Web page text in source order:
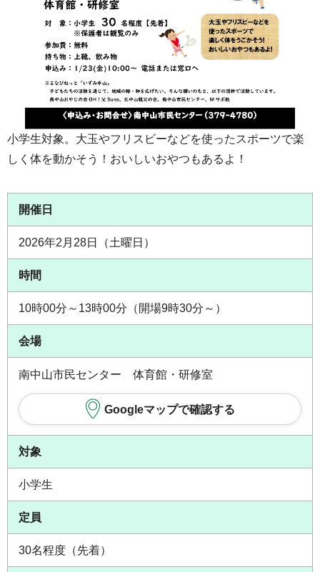
小学生対象。大玉やフリスビーなどを使ったスポーツで楽
しく体を動かそう！おいしいおやつもあるよ！
開催日
2026年2月28日（土曜日）
時間
10時00分～13時00分（開場9時30分～）
会場
南中山市民センター 体育館・研修室
Googleマップで確認する
対象
小学生
定員
30名程度（先着）